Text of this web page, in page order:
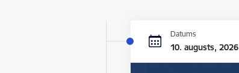
Datums
10. augusts, 2026